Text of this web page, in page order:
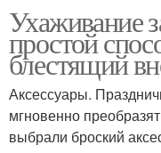
Ухаживание
простой
блестящий
Аксессуары.
мгновенно
выбрали броский